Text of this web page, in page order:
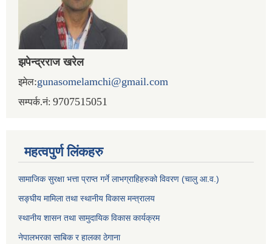
झपेन्द्रराज खरेल
इमेल:gunasomelamchi@gmail.com
सम्पर्क.नं: 9707515051
महत्वपुर्ण लिंकहरु
सामाजिक सुरक्षा भत्ता प्राप्त गर्ने लाभग्राहिहरुको विवरण (चालु आ.व.)
सङ्घीय मामिला तथा स्थानीय विकास मन्त्रालय
स्थानीय शासन तथा सामुदायिक विकास कार्यक्रम
नेपालभरका साबिक र हालका ठेगाना